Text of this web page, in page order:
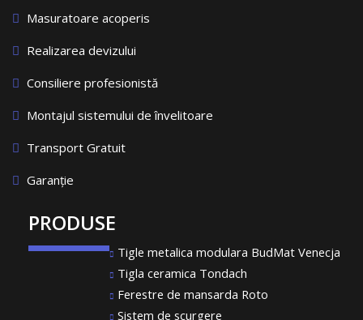
Masuratoare acoperis
Realizarea devizului
Consiliere profesionistă
Montajul sistemului de învelitoare
Transport Gratuit
Garanție
PRODUSE
Tigle metalica modulara BudMat Venecja
Tigla ceramica Tondach
Ferestre de mansarda Roto
Sistem de scurgere